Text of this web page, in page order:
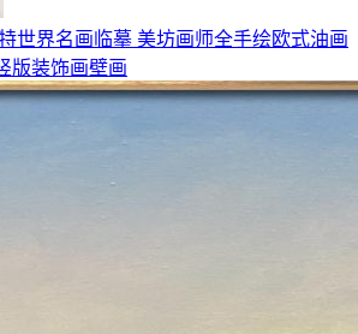
世界名画临摹 美坊画师全手绘欧式油画
版装饰画壁画